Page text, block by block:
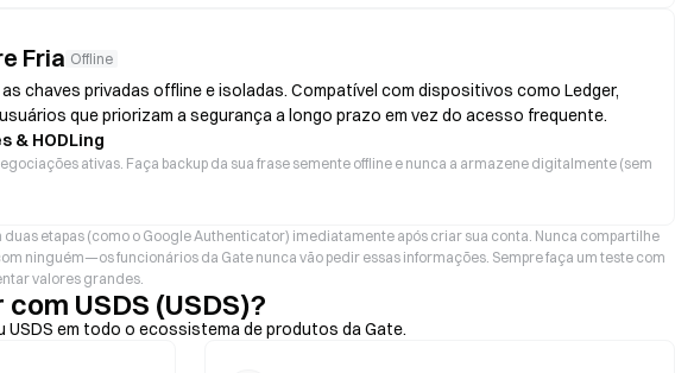
Fria Offline
chaves privadas offline e isoladas. Compatível com dispositivos como Ledger,
que priorizam a segurança a longo prazo em vez do acesso frequente.
& HODLing
ativas. Faça backup da sua frase semente offline e nunca a armazene digitalmente (sem
etapas (como o Google Authenticator) imediatamente após criar sua conta. Nunca compartilhe
ninguém—os funcionários da Gate nunca vão pedir essas informações. Sempre faça um teste com
valores grandes.
USDS (USDS)?
USDS em todo o ecossistema de produtos da Gate.